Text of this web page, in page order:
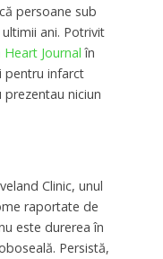
persoane sub
ani. Potrivit
Heart Journal în
pentru infarct
niciun
Clinic, unul
raportate de
este durerea în
Persistă,